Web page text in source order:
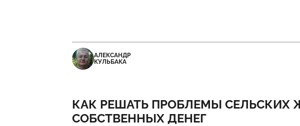
АЛЕКСАНДР
КУЛЬБАКА
КАК РЕШАТЬ ПРОБЛЕМЫ СЕЛЬСКИХ
СОБСТВЕННЫХ ДЕНЕГ